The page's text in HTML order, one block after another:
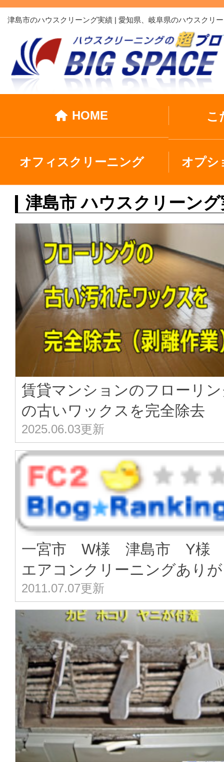
津島市のハウスクリーング実績 | 愛知県、岐阜県のハウスクリ
HOME こ
オフィスクリーニング オプシ
津島市 ハウスクリーン
賃貸マンションのフローリ
の古いワックスを完全除去
2025.06.03更新
一宮市 W様 津島市 Y
エアコンクリーニングありが
2011.07.07更新